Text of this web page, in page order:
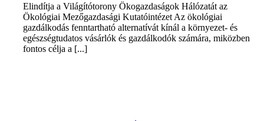
Elindítja a Világítótorony Ökogazdaságok Hálózatát az
Ökológiai Mezőgazdasági Kutatóintézet Az ökológiai
gazdálkodás fenntartható alternatívát kínál a környezet- és
egészségtudatos vásárlók és gazdálkodók számára, miközben
fontos célja a [...]